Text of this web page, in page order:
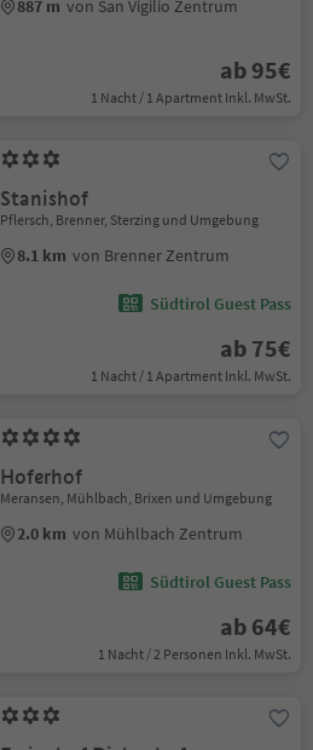
887 m von San Vigilio Zentrum
ab 95€
1 Nacht / 1 Apartment Inkl. MwSt.
Stanishof
Pflersch, Brenner, Sterzing und Umgebung
8.1 km von Brenner Zentrum
Südtirol Guest Pass
ab 75€
1 Nacht / 1 Apartment Inkl. MwSt.
Hoferhof
Meransen, Mühlbach, Brixen und Umgebung
2.0 km von Mühlbach Zentrum
Südtirol Guest Pass
ab 64€
1 Nacht / 2 Personen Inkl. MwSt.